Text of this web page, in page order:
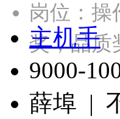
岗位：操
奖，品
主机手
9000-
薛埠 |